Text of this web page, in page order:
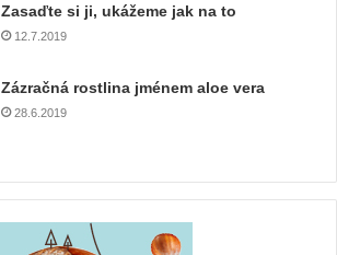
Zasaďte si ji, ukážeme jak na to
12.7.2019
Zázračná rostlina jménem aloe vera
28.6.2019